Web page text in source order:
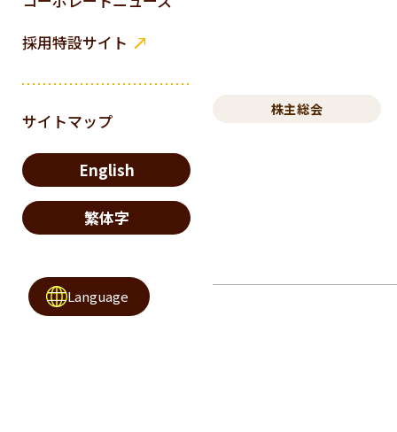
採用特設サイト
サイトマップ
English
繁体字
Language
株主総会